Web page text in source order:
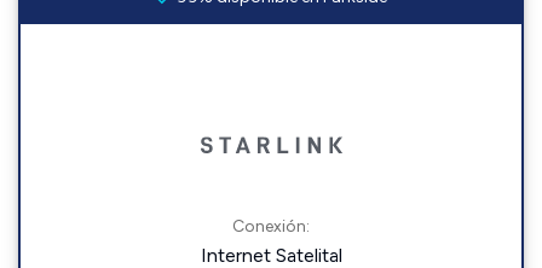
Conexión:
Internet Satelital